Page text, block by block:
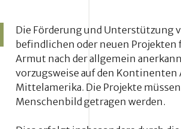
Die Förderung und Unterstützung
befindlichen oder neuen
Armut nach der allgemein
vorzugsweise auf den
Mittelamerika. Die Projekte
Menschenbild getragen werden.